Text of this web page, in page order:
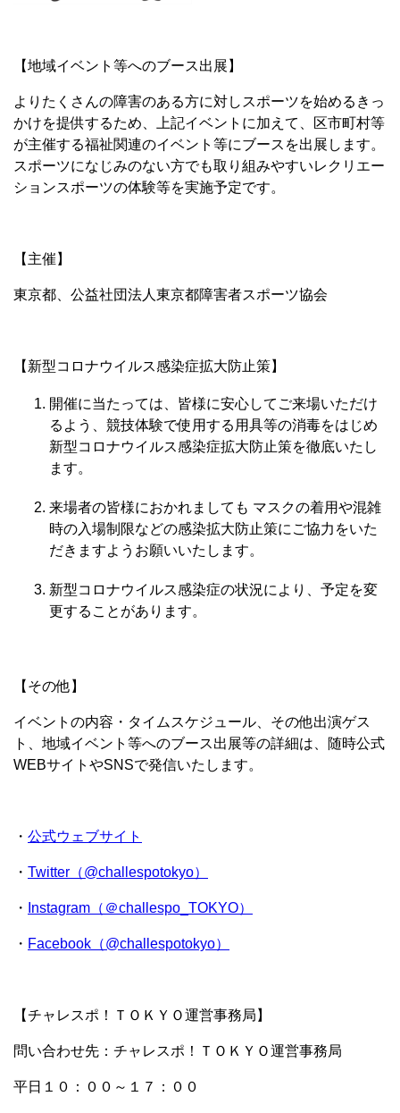
【地域イベント等へのブース出展】
よりたくさんの障害のある方に対しスポーツを始めるきっ
かけを提供するため、上記イベントに加えて、区市町村等
が主催する福祉関連のイベント等にブースを出展します。
スポーツになじみのない方でも取り組みやすいレクリエー
ションスポーツの体験等を実施予定です。
【主催】
東京都、公益社団法人東京都障害者スポーツ協会
【新型コロナウイルス感染症拡大防止策】
開催に当たっては、皆様に安心してご来場いただけ
るよう、競技体験で使用する用具等の消毒をはじめ
新型コロナウイルス感染症拡大防止策を徹底いたし
ます。
来場者の皆様におかれましても マスクの着用や混雑
時の入場制限などの感染拡大防止策にご協力をいた
だきますようお願いいたします。
新型コロナウイルス感染症の状況により、予定を変
更することがあります。
【その他】
イベントの内容・タイムスケジュール、その他出演ゲス
ト、地域イベント等へのブース出展等の詳細は、随時公式
WEBサイトやSNSで発信いたします。
・ 公式ウェブサイト
・ Twitter（@challespotokyo）
・ Instagram（＠challespo_TOKYO）
・ Facebook（@challespotokyo）
【チャレスポ！ＴＯＫＹＯ運営事務局】
問い合わせ先：チャレスポ！ＴＯＫＹＯ運営事務局
平日１０：００～１７：００